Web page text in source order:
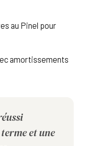
au Pinel pour
amortissements
et une